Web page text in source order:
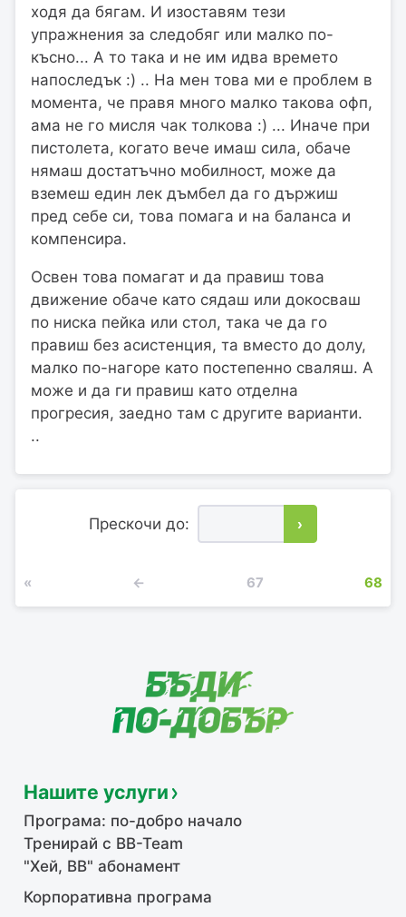
ходя да бягам. И изоставям тези
упражнения за следобяг или малко по-
късно... А то така и не им идва времето
напоследък :) .. На мен това ми е проблем в
момента, че правя много малко такова офп,
ама не го мисля чак толкова :) ... Иначе при
пистолета, когато вече имаш сила, обаче
нямаш достатъчно мобилност, може да
вземеш един лек дъмбел да го държиш
пред себе си, това помага и на баланса и
компенсира.
Освен това помагат и да правиш това
движение обаче като сядаш или докосваш
по ниска пейка или стол, така че да го
правиш без асистенция, та вместо до долу,
малко по-нагоре като постепенно сваляш. А
може и да ги правиш като отделна
прогресия, заедно там с другите варианти.
..
Прескочи до: ›
« ← 67 68
Нашите услуги
Програма: по-добро начало
Тренирай с BB-Team
"Хей, ВВ" абонамент
Корпоративна програма